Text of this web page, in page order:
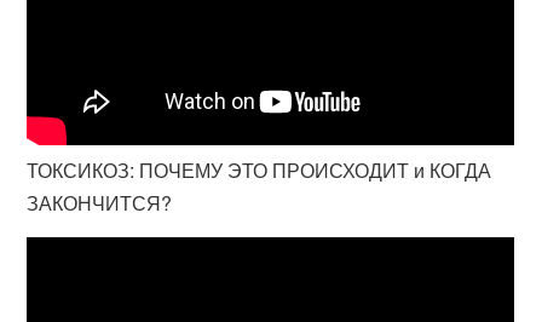
ТОКСИКОЗ: ПОЧЕМУ ЭТО ПРОИСХОДИТ и КОГДА
ЗАКОНЧИТСЯ?